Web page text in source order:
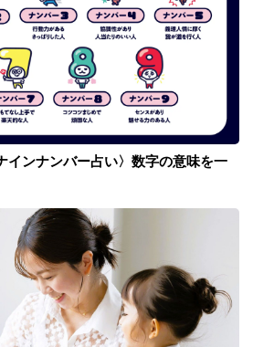
インナンバー占い〉数字の意味を一